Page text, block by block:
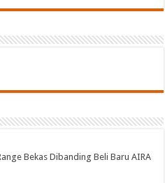
Bekas Dibanding Beli Baru AIRA